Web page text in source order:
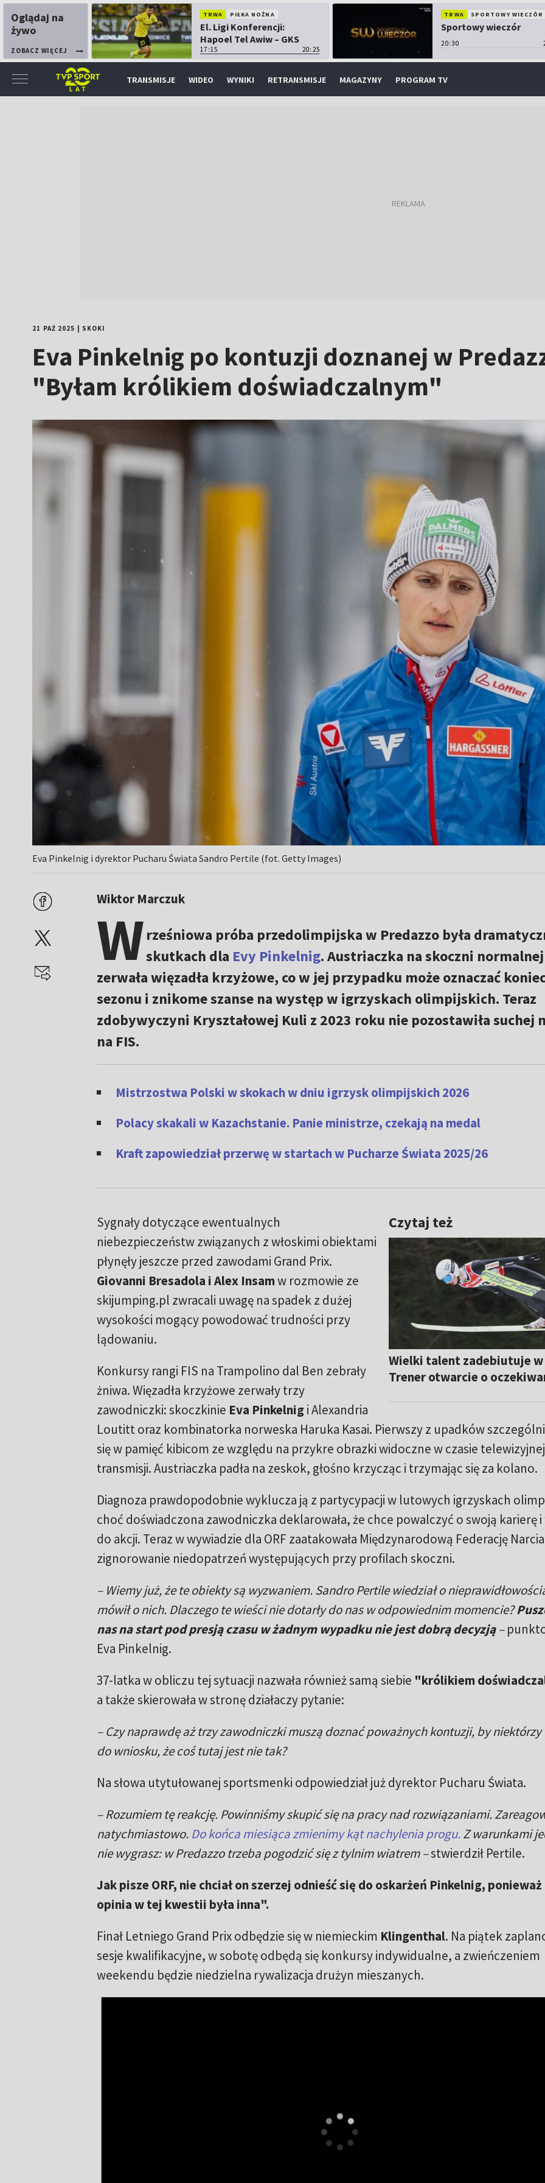
Oglądaj na
żywo
ZOBACZ WIĘCEJ
TRWA PIŁKA NOŻNA
El. Ligi Konferencji:
Hapoel Tel Awiw – GKS
Katowice
17:15 20:25
TRWA SPORTOWY WIECZÓR
Sportowy wieczór
20:30
TRANSMISJE WIDEO WYNIKI RETRANSMISJE MAGAZYNY PROGRAM TV
21 PAŹ 2025 SKOKI
Eva Pinkelnig po kontuzji doznanej w
"Byłam królikiem doświadczalnym"
Eva Pinkelnig i dyrektor Pucharu Świata Sandro Pertile (fot. Getty Images)
Wiktor Marczuk
Wrześniowa próba przedolimpijska w Predazzo była
skutkach dla Evy Pinkelnig. Austriaczka na skoczni normalnej
zerwała więzadła krzyżowe, co w jej przypadku może oznaczać
sezonu i znikome szanse na występ w igrzyskach olimpijskich. Teraz
zdobywyczyni Kryształowej Kuli z 2023 roku nie pozostawiła suchej
na FIS.
Mistrzostwa Polski w skokach w dniu igrzysk olimpijskich 2026
Polacy skakali w Kazachstanie. Panie ministrze, czekają na medal
Kraft zapowiedział przerwę w startach w Pucharze Świata 2025/26
Czytaj też
Wielki talent zadebiutuje w
Trener otwarcie o
Sygnały dotyczące ewentualnych
niebezpieczeństw związanych z włoskimi obiektami
płynęły jeszcze przed zawodami Grand Prix.
Giovanni Bresadola i Alex Insamw rozmowie ze
skijumping.pl zwracali uwagę na spadek z dużej
wysokości mogący powodować trudności przy
lądowaniu.
Konkursy rangi FIS na Trampolino dal Ben zebrały
żniwa. Więzadła krzyżowe zerwały trzy
zawodniczki: skoczkinie Eva Pinkelnigi Alexandria
Loutitt oraz kombinatorka norweska Haruka Kasai. Pierwszy z upadków
się w pamięć kibicom ze względu na przykre obrazki widoczne w czasie telewizyjnej
transmisji. Austriaczka padła na zeskok, głośno krzycząc i trzymając się za kolano.
Diagnoza prawdopodobnie wyklucza ją z partycypacji w lutowych igrzyskach
choć doświadczona zawodniczka deklarowała, że chce powalczyć o swoją karierę
do akcji. Teraz w wywiadzie dla ORF zaatakowała Międzynarodową Federację
zignorowanie niedopatrzeń występujących przy profilach skoczni.
– Wiemy już, że te obiekty są wyzwaniem. Sandro Pertile wiedział o
mówił o nich. Dlaczego te wieści nie dotarły do nas w odpowiednim momencie?
nas na start pod presją czasu w żadnym wypadku nie jest dobrą decyzją–
Eva Pinkelnig.
37-latka w obliczu tej sytuacji nazwała również samą siebie "królikiem
a także skierowała w stronę działaczy pytanie:
– Czy naprawdę aż trzy zawodniczki muszą doznać poważnych kontuzji, by niektórzy
do wniosku, że coś tutaj jest nie tak?
Na słowa utytułowanej sportsmenki odpowiedział już dyrektor Pucharu Świata.
– Rozumiem tę reakcję. Powinniśmy skupić się na pracy nad rozwiązaniami.
natychmiastowo. Do końca miesiąca zmienimy kąt nachylenia progu. Z warunkami
nie wygrasz: w Predazzo trzeba pogodzić się z tylnim wiatrem –stwierdził Pertile.
Jak pisze ORF, nie chciał on szerzej odnieść się do oskarżeń Pinkelnig,
opinia w tej kwestii była inna".
Finał Letniego Grand Prix odbędzie się w niemieckim Klingenthal. Na piątek
sesje kwalifikacyjne, w sobotę odbędą się konkursy indywidualne, a zwieńczeniem
weekendu będzie niedzielna rywalizacja drużyn mieszanych.